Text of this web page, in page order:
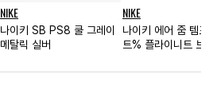
NIKE
나이키 SB PS8 쿨 그레이
메탈릭 실버
NIKE
나이키 에어 줌 템포
트% 플라이니트 브라